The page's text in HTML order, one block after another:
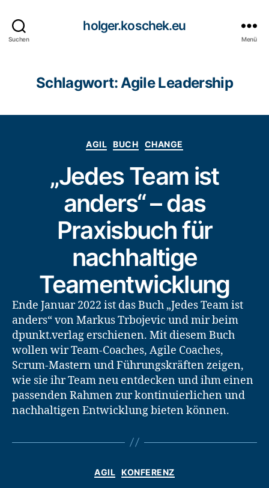
Suchen
holger.koschek.eu
Menü
Schlagwort:Agile Leadership
Kategorien
AGIL BUCH CHANGE
„Jedes Team ist
anders“ – das
Praxisbuch für
nachhaltige
Teamentwicklung
Ende Januar 2022 ist das Buch „Jedes Team ist
anders“ von Markus Trbojevic und mir beim
dpunkt.verlag erschienen. Mit diesem Buch
wollen wir Team-Coaches, Agile Coaches,
Scrum-Mastern und Führungskräften zeigen,
wie sie ihr Team neu entdecken und ihm einen
passenden Rahmen zur kontinuierlichen und
nachhaltigen Entwicklung bieten können.
Kategorien
AGIL KONFERENZ